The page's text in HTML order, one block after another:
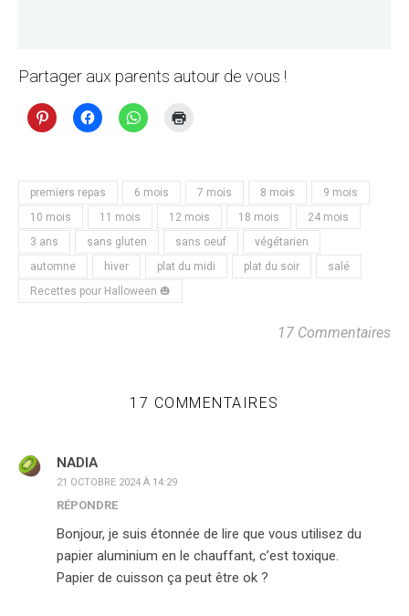
Partager aux parents autour de vous !
premiers repas 6 mois 7 mois 8 mois
9 mois
10 mois
11 mois 12 mois 18 mois
24 mois
3 ans
sans gluten sans oeuf
végétarien
automne
hiver plat du midi plat du soir
salé
Recettes pour Halloween 🎃
17 Commentaires
17 COMMENTAIRES
NADIA
21 OCTOBRE 2024 À 14:29
RÉPONDRE
Bonjour, je suis étonnée de lire que vous utilisez du
papier aluminium en le chauffant, c’est toxique.
Papier de cuisson ça peut être ok ?